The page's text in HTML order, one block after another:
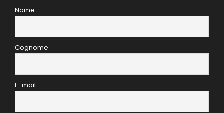
Nome
Cognome
E-mail